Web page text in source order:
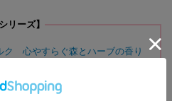
リーズ】
ク 心やすらぐ森とハーブの香り
ク 北欧の街並み感じるスオミム